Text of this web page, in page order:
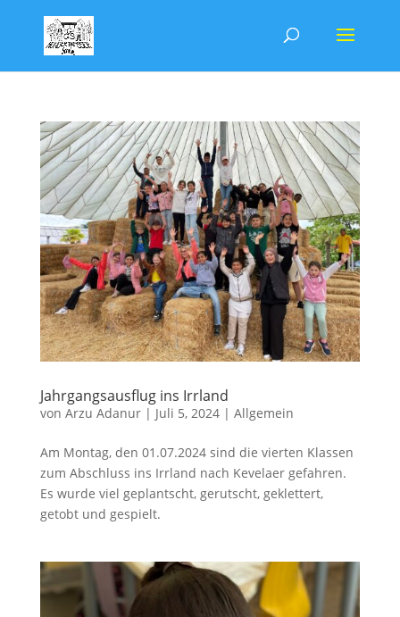
Jahrgangsausflug ins Irrland
von Arzu Adanur| Juli 5, 2024| Allgemein
Am Montag, den 01.07.2024 sind die vierten Klassen
zum Abschluss ins Irrland nach Kevelaer gefahren.
Es wurde viel geplantscht, gerutscht, geklettert,
getobt und gespielt.